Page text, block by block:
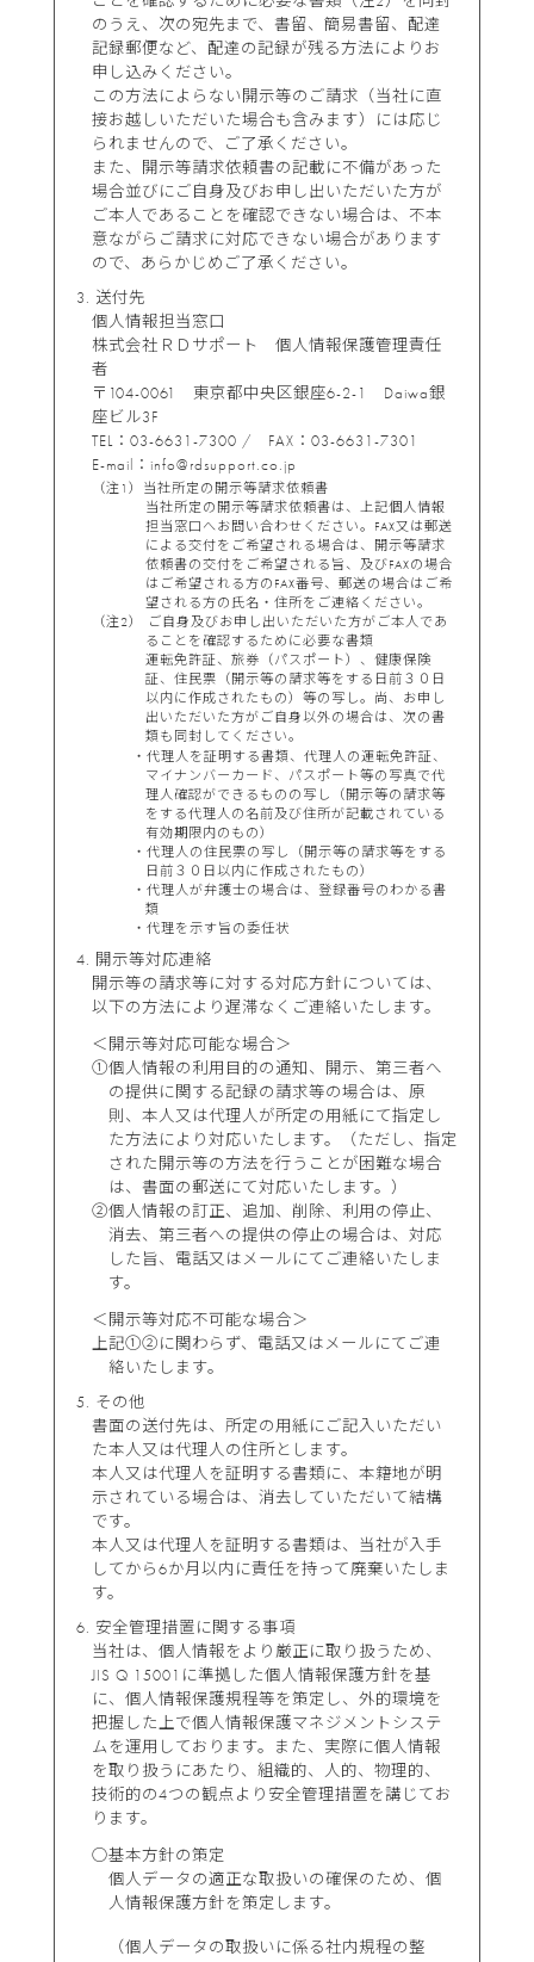
のうえ、次の宛先まで、書留、簡易書留、配達
記録郵便など、配達の記録が残る方法によりお
申し込みください。
この方法によらない開示等のご請求（当社に直
接お越しいただいた場合も含みます）には応じ
られませんので、ご了承ください。
また、開示等請求依頼書の記載に不備があった
場合並びにご自身及びお申し出いただいた方が
ご本人であることを確認できない場合は、不本
意ながらご請求に対応できない場合があります
ので、あらかじめご了承ください。
送付先
個人情報担当窓口
株式会社ＲＤサポート 個人情報保護管理責任
者
〒104-0061 東京都中央区銀座6-2-1 Daiwa銀
座ビル3F
TEL：03-6631-7300 / FAX：03-6631-7301
E-mail：info@rdsupport.co.jp
（注1）当社所定の開示等請求依頼書
当社所定の開示等請求依頼書は、上記個人情報
担当窓口へお問い合わせください。FAX又は郵送
による交付をご希望される場合は、開示等請求
依頼書の交付をご希望される旨、及びFAXの場合
はご希望される方のFAX番号、郵送の場合はご希
望される方の氏名・住所をご連絡ください。
（注2） ご自身及びお申し出いただいた方がご本人であ
ることを確認するために必要な書類
運転免許証、旅券（パスポート）、健康保険
証、住民票（開示等の請求等をする日前３０日
以内に作成されたもの）等の写し。尚、お申し
出いただいた方がご自身以外の場合は、次の書
類も同封してください。
代理人を証明する書類、代理人の運転免許証、
マイナンバーカード、パスポート等の写真で代
理人確認ができるものの写し（開示等の請求等
をする代理人の名前及び住所が記載されている
有効期限内のもの）
代理人の住民票の写し（開示等の請求等をする
日前３０日以内に作成されたもの）
代理人が弁護士の場合は、登録番号のわかる書
類
代理を示す旨の委任状
開示等対応連絡
開示等の請求等に対する対応方針については、
以下の方法により遅滞なくご連絡いたします。
＜開示等対応可能な場合＞
①個人情報の利用目的の通知、開示、第三者へ
の提供に関する記録の請求等の場合は、原
則、本人又は代理人が所定の用紙にて指定し
た方法により対応いたします。（ただし、指定
された開示等の方法を行うことが困難な場合
は、書面の郵送にて対応いたします。）
②個人情報の訂正、追加、削除、利用の停止、
消去、第三者への提供の停止の場合は、対応
した旨、電話又はメールにてご連絡いたしま
す。
＜開示等対応不可能な場合＞
上記①②に関わらず、電話又はメールにてご連
絡いたします。
その他
書面の送付先は、所定の用紙にご記入いただい
た本人又は代理人の住所とします。
本人又は代理人を証明する書類に、本籍地が明
示されている場合は、消去していただいて結構
です。
本人又は代理人を証明する書類は、当社が入手
してから6か月以内に責任を持って廃棄いたしま
す。
安全管理措置に関する事項
当社は、個人情報をより厳正に取り扱うため、
JIS Q 15001に準拠した個人情報保護方針を基
に、個人情報保護規程等を策定し、外的環境を
把握した上で個人情報保護マネジメントシステ
ムを運用しております。また、実際に個人情報
を取り扱うにあたり、組織的、人的、物理的、
技術的の4つの観点より安全管理措置を講じてお
ります。
○基本方針の策定
個人データの適正な取扱いの確保のため、個
人情報保護方針を策定します。
（個人データの取扱いに係る社内規程の整